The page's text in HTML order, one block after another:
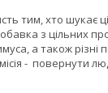
тим, хто шукає
з цільних
а також різні
- повернути